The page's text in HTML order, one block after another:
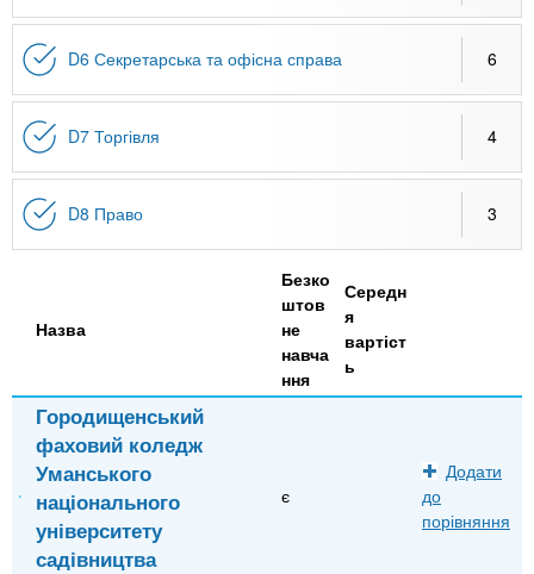
D6 Секретарська та офісна справа 6
D7 Торгівля 4
D8 Право 3
Назва
Безко
штов
не
навча
ння
Середн
я
вартіст
ь
Городищенський
фаховий коледж
Уманського
національного
університету
садівництва
є
Додати
до
порівняння